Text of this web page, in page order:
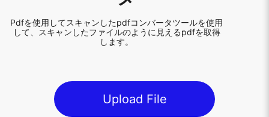
して、スキャンしたファイルのように見えるpdfを取得
します。